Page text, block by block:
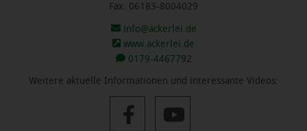
Fax: 06183-8004029
info@ackerlei.de
www.ackerlei.de
0179-4467792
Weitere aktuelle Informationen und interessante Videos: